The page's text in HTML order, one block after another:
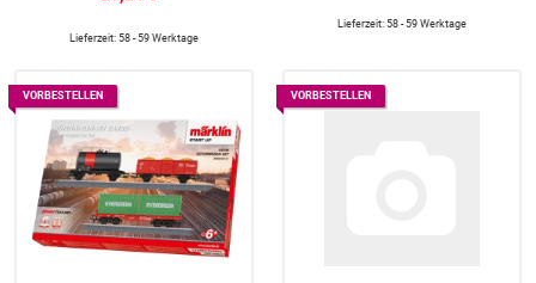
Lieferzeit: 58 - 59 Werktage
Lieferzeit: 58 - 59 Werktage
VORBESTELLEN VORBESTELLEN